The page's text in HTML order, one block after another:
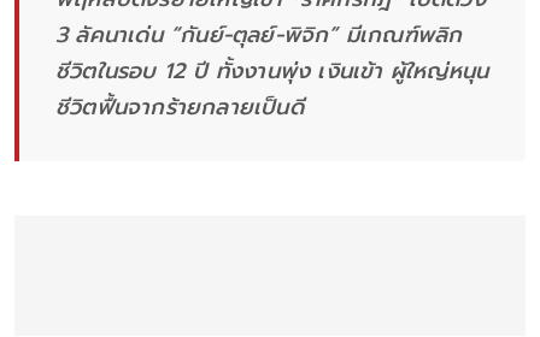
3 ลัคนาเด่น “กันย์-ตุลย์-พิจิก” มีเกณฑ์พลิก
ชีวิตในรอบ 12 ปี ทั้งงานพุ่ง เงินเข้า ผู้ใหญ่หนุน
ชีวิตฟื้นจากร้ายกลายเป็นดี